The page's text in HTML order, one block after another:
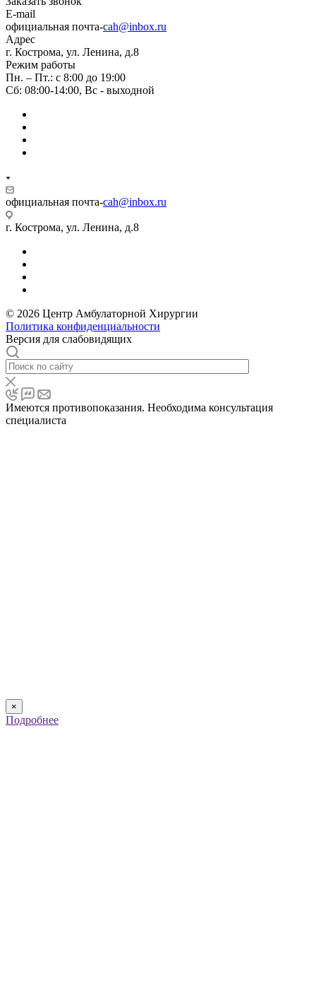
E-mail
официальная почта-cah@inbox.ru
Адрес
г. Кострома, ул. Ленина, д.8
Режим работы
Пн. – Пт.: с 8:00 до 19:00
Сб: 08:00-14:00, Вс - выходной
официальная почта-cah@inbox.ru
г. Кострома, ул. Ленина, д.8
© 2026 Центр Амбулаторной Хирургии
Политика конфиденциальности
Версия для слабовидящих
Имеются противопоказания. Необходима консультация
специалиста
×
Подробнее